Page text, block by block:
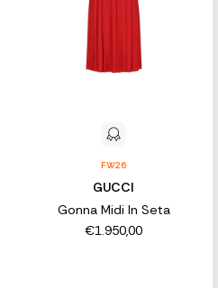
FW26
GUCCI
Gonna Midi In Seta
€1.950,00